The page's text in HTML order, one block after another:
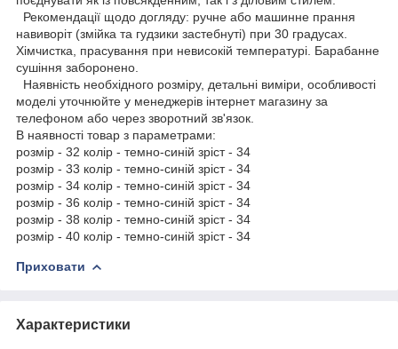
Рекомендації щодо догляду: ручне або машинне прання
навиворіт (змійка та гудзики застебнуті) при 30 градусах.
Хімчистка, прасування при невисокій температурі. Барабанне
сушіння заборонено.
Наявність необхідного розміру, детальні виміри, особливості
моделі уточнюйте у менеджерів інтернет магазину за
телефоном або через зворотний зв'язок.
В наявності товар з параметрами:
розмір - 32 колір - темно-синій зріст - 34
розмір - 33 колір - темно-синій зріст - 34
розмір - 34 колір - темно-синій зріст - 34
розмір - 36 колір - темно-синій зріст - 34
розмір - 38 колір - темно-синій зріст - 34
розмір - 40 колір - темно-синій зріст - 34
Приховати
Характеристики